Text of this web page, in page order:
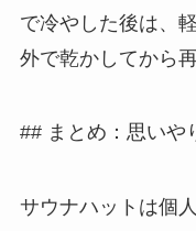
で冷やした後は、
外で乾かしてから
## まとめ：思いや
サウナハットは個